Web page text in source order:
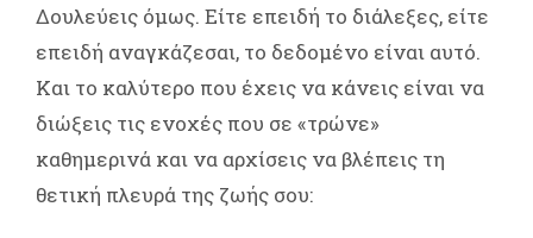
Δουλεύεις όμως. Είτε επειδή το διάλεξες, είτε
επειδή αναγκάζεσαι, το δεδομένο είναι αυτό.
Και το καλύτερο που έχεις να κάνεις είναι να
διώξεις τις ενοχές που σε «τρώνε»
καθημερινά και να αρχίσεις να βλέπεις τη
θετική πλευρά της ζωής σου: